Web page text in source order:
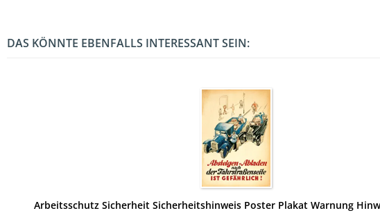
DAS KÖNNTE EBENFALLS INTERESSANT SEIN:
Arbeitsschutz Sicherheit Sicherheitshinweis Poster Plakat Warnung